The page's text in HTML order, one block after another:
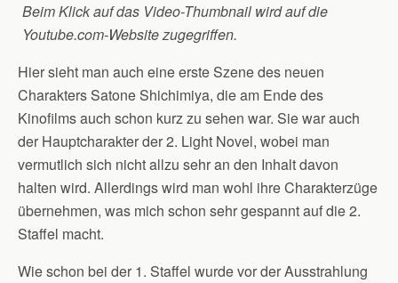
Beim Klick auf das Video-Thumbnail wird auf die
Youtube.com-Website zugegriffen.
Hier sieht man auch eine erste Szene des neuen
Charakters Satone Shichimiya, die am Ende des
Kinofilms auch schon kurz zu sehen war. Sie war auch
der Hauptcharakter der 2. Light Novel, wobei man
vermutlich sich nicht allzu sehr an den Inhalt davon
halten wird. Allerdings wird man wohl ihre Charakterzüge
übernehmen, was mich schon sehr gespannt auf die 2.
Staffel macht.
Wie schon bei der 1. Staffel wurde vor der Ausstrahlung